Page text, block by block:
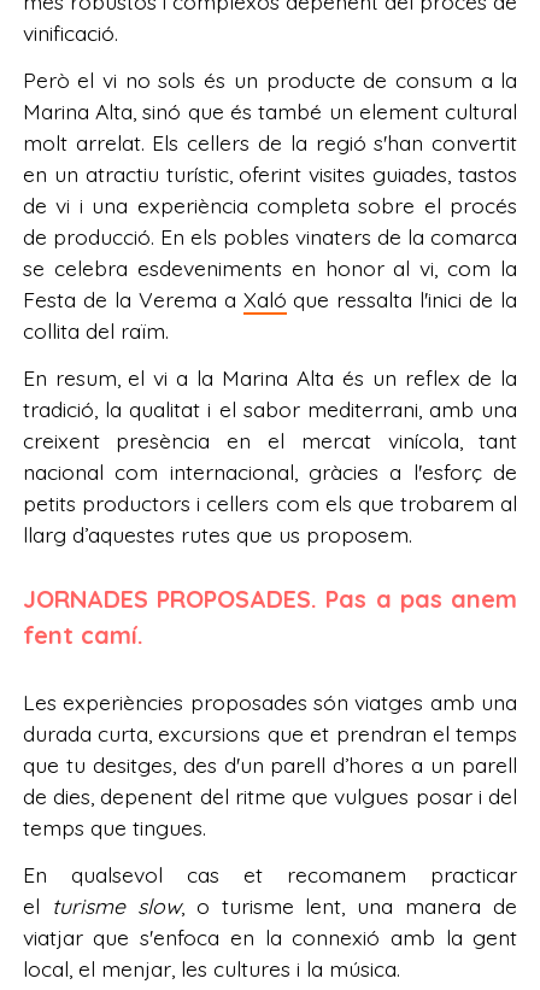
vinificació.
Però el vi no sols és un producte de consum a la
Marina Alta, sinó que és també un element cultural
molt arrelat. Els cellers de la regió s'han convertit
en un atractiu turístic, oferint visites guiades, tastos
de vi i una experiència completa sobre el procés
de producció. En els pobles vinaters de la comarca
se celebra esdeveniments en honor al vi, com la
Festa de la Verema a Xaló que ressalta l'inici de la
collita del raïm.
En resum, el vi a la Marina Alta és un reflex de la
tradició, la qualitat i el sabor mediterrani, amb una
creixent presència en el mercat vinícola, tant
nacional com internacional, gràcies a l'esforç de
petits productors i cellers com els que trobarem al
llarg d’aquestes rutes que us proposem.
JORNADES PROPOSADES. Pas a pas anem
fent camí.
Les experiències proposades són viatges amb una
durada curta, excursions que et prendran el temps
que tu desitges, des d'un parell d’hores a un parell
de dies, depenent del ritme que vulgues posar i del
temps que tingues.
En qualsevol cas et recomanem practicar
el turisme slow, o turisme lent, una manera de
viatjar que s'enfoca en la connexió amb la gent
local, el menjar, les cultures i la música.